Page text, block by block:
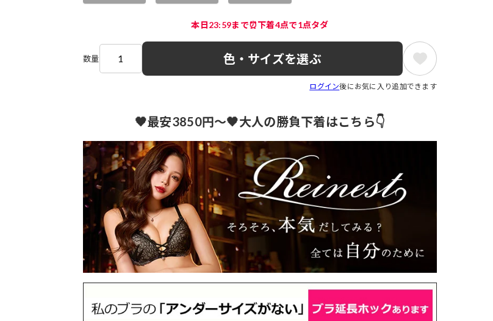
本日23:59まで⏰下着4点で1点タダ
数量 色・サイズを選ぶ
ログイン後にお気に入り追加できます
🖤最安3850円～🖤大人の勝負下着はこちら👇